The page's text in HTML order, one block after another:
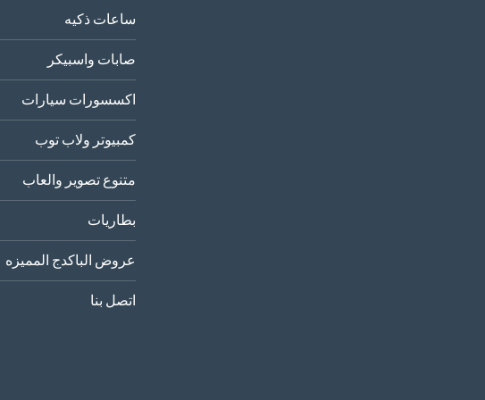
ساعات ذكيه
صابات واسبيكر
اكسسورات سيارات
كمبيوتر ولاب توب
متنوع تصوير والعاب
بطاريات
عروض الباكدج المميزه
اتصل بنا